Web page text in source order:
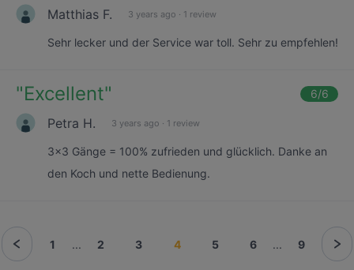
Matthias F. 3 years ago · 1 review
Sehr lecker und der Service war toll. Sehr zu empfehlen!
"Excellent" 6/6
Petra H. 3 years ago · 1 review
3x3 Gänge = 100% zufrieden und glücklich. Danke an
den Koch und nette Bedienung.
1 ... 2 3 4 5 6 ... 9